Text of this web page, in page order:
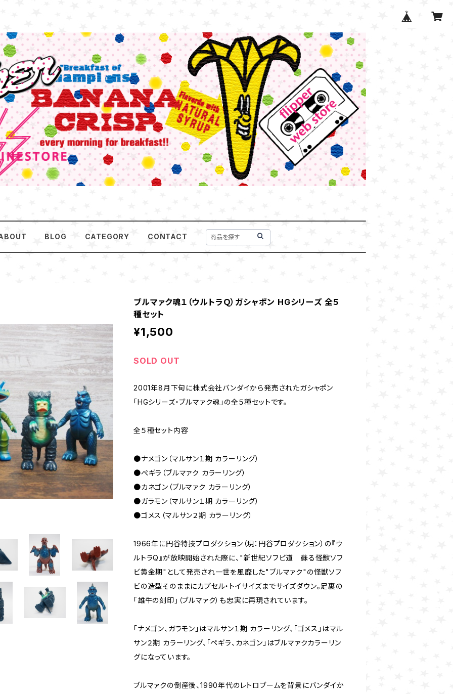
BLOG CATEGORY CONTACT
ブルマァク魂１（ウルトラＱ）ガシャポン HGシリーズ 全５
種セット
¥1,500
SOLD OUT
2001年8月下旬に株式会社バンダイから発売されたガシャポン
「HGシリーズ・ブルマァク魂」の全５種セットです。
全５種セット内容
●ナメゴン（マルサン１期 カラーリング）
●ぺギラ（ブルマァク カラーリング）
●カネゴン（ブルマァク カラーリング）
●ガラモン（マルサン１期 カラーリング）
●ゴメス（マルサン２期 カラーリング）
1966年に円谷特技プロダクション（現：円谷プロダクション）の『ウ
ルトラQ』が放映開始された際に、"新世紀ソフビ道 蘇る怪獣ソフ
ビ黄金期"として発売され一世を風靡した"ブルマァク"の怪獣ソフ
ビの造型そのままにカプセル・トイサイズまでサイズダウン。足裏の
「雄牛の刻印」（ブルマァク）も忠実に再現されています。
「ナメゴン、ガラモン」はマルサン１期 カラーリング、「ゴメス」はマル
サン２期 カラーリング、「ペギラ、カネゴン」はブルマァクカラーリン
グになっています。
ブルマァクの倒産後、1990年代のレトロブームを背景にバンダイか